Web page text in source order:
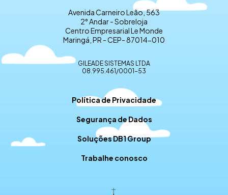
Avenida Carneiro Leão, 563
2° Andar - Sobreloja
Centro Empresarial Le Monde
Maringá, PR - CEP- 87014-010
GILEADE SISTEMAS LTDA
08.995.461/0001-53
Política de Privacidade
Segurança de Dados
Soluções DB1 Group
Trabalhe conosco